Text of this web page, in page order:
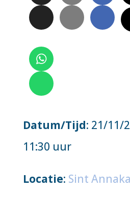
Datum/Tijd: 21/11/
11:30 uur
Locatie: Sint